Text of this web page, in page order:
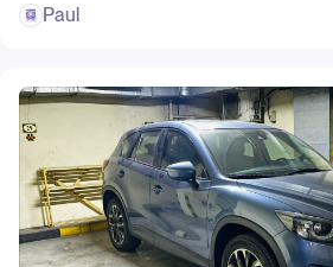
Paul